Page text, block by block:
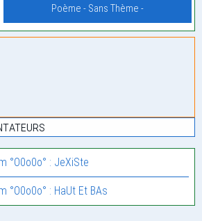
Poème - Sans Thème -
°O0o0o° : JeXiSte
°O0o0o° : HaUt Et BAs